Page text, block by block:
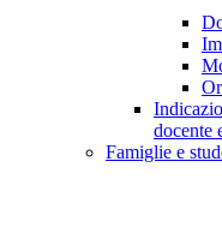
docente
Famiglie e